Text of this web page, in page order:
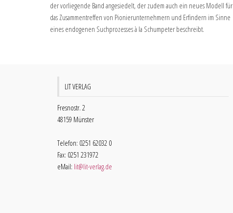
der vorliegende Band angesiedelt, der zudem auch ein neues Modell für
das Zusammentreffen von Pionierunternehmern und Erfindern im Sinne
eines endogenen Suchprozesses à la Schumpeter beschreibt.
LIT VERLAG
Fresnostr. 2
48159 Münster
Telefon: 0251 62032 0
Fax: 0251 231972
eMail: lit@lit-verlag.de